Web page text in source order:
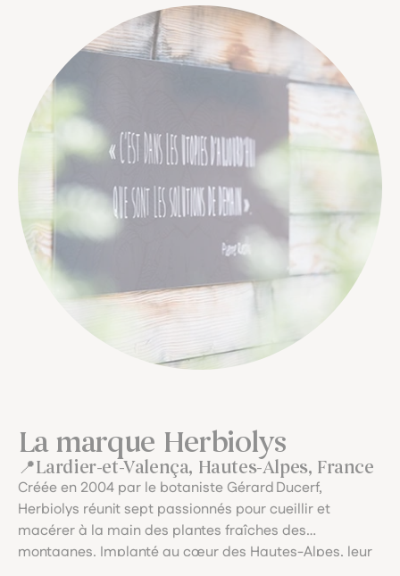
La marque Herbiolys
Lardier-et-Valença, Hautes-Alpes, France
Créée en 2004 par le botaniste Gérard Ducerf,
Herbiolys réunit sept passionnés pour cueillir et
macérer à la main des plantes fraîches des
montagnes. Implanté au cœur des Hautes-Alpes, leur